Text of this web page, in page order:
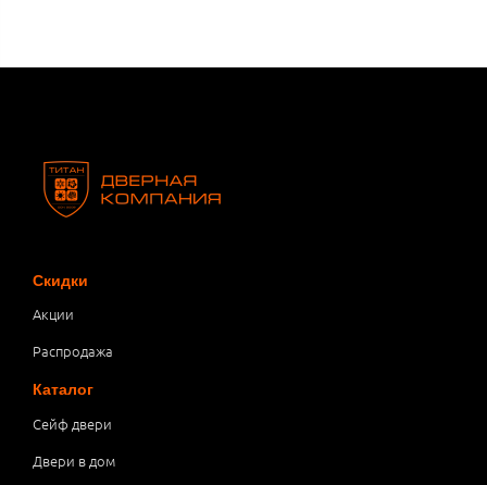
Скидки
Акции
Распродажа
Каталог
Сейф двери
Двери в дом